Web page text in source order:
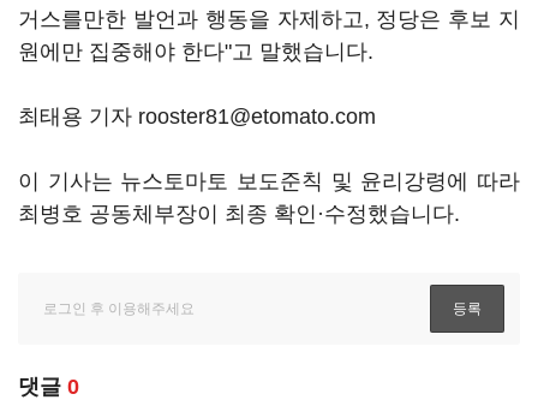
거스를만한 발언과 행동을 자제하고, 정당은 후보 지
원에만 집중해야 한다"고 말했습니다.
최태용 기자 rooster81@etomato.com
이 기사는 뉴스토마토 보도준칙 및 윤리강령에 따라
최병호 공동체부장이 최종 확인·수정했습니다.
댓글 0